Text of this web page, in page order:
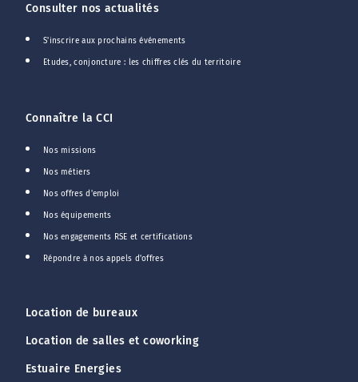
Consulter nos actualités
S'inscrire aux prochains événements
Etudes, conjoncture : les chiffres clés du territoire
Connaître la CCI
Nos missions
Nos métiers
Nos offres d'emploi
Nos équipements
Nos engagements RSE et certifications
Répondre à nos appels d'offres
Location de bureaux
Location de salles et coworking
Estuaire Energies